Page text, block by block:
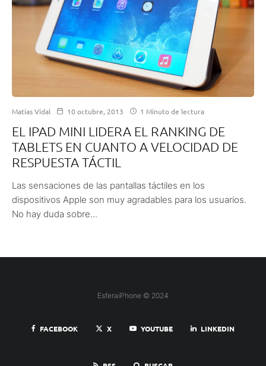
Matías Vidal 10 octubre, 2013 1 Minuto de lectura
EL IPAD MINI LIDERA EL RANKING DE
TABLETS EN CUANTO A VELOCIDAD DE
RESPUESTA TÁCTIL
Las sensaciones de las pantallas táctiles en los
dispositivos Apple son muy agradables para los usuarios.
No hay duda sobre...
EsferaiPhone © 2024
FACEBOOK X YOUTUBE LINKEDIN